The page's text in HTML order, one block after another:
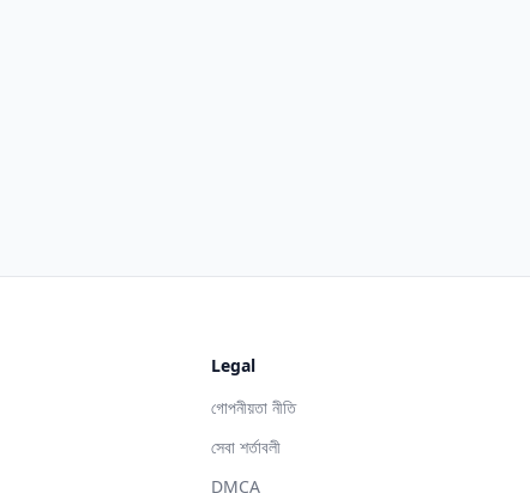
Legal
গোপনীয়তা নীতি
সেবা শর্তাবলী
DMCA